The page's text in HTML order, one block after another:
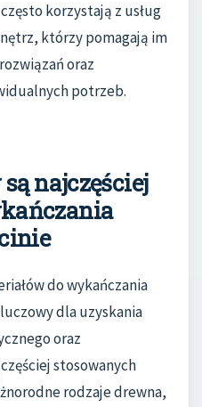
korzystają z usług
którzy pomagają im
oraz
potrzeb.
najczęściej
do wykańczania
dla uzyskania
oraz
stosowanych
rodzaje drewna,